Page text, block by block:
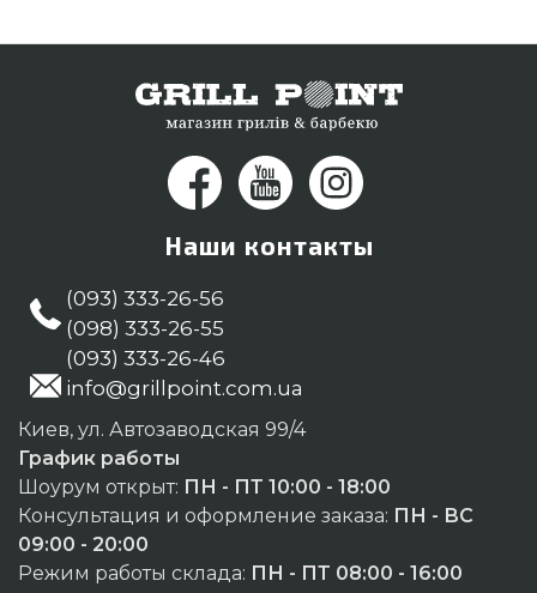
Наши контакты
(093) 333-26-56
(098) 333-26-55
(093) 333-26-46
info@grillpoint.com.ua
Киев, ул. Автозаводская 99/4
График работы
Шоурум открыт: ПН - ПТ 10:00 - 18:00
Консультация и оформление заказа: ПН - ВС
09:00 - 20:00
Режим работы склада: ПН - ПТ 08:00 - 16:00